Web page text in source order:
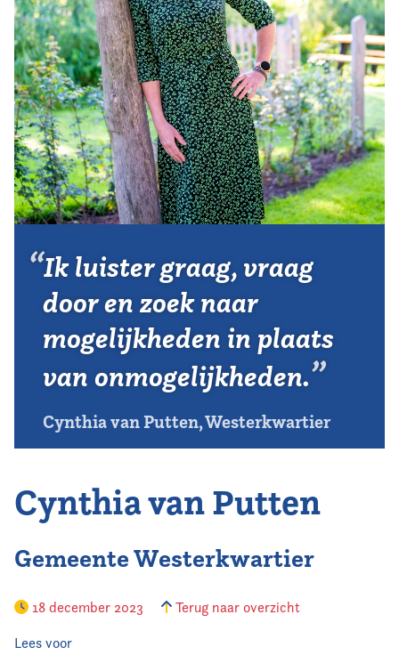
Opleiding
Kennis & Informatie
Vereniging
Contact
Ik luister graag, vraag
door en zoek naar
mogelijkheden in plaats
van onmogelijkheden.
Cynthia van Putten, Westerkwartier
Cynthia van Putten
Gemeente Westerkwartier
18 december 2023 Terug naar overzicht
Lees voor